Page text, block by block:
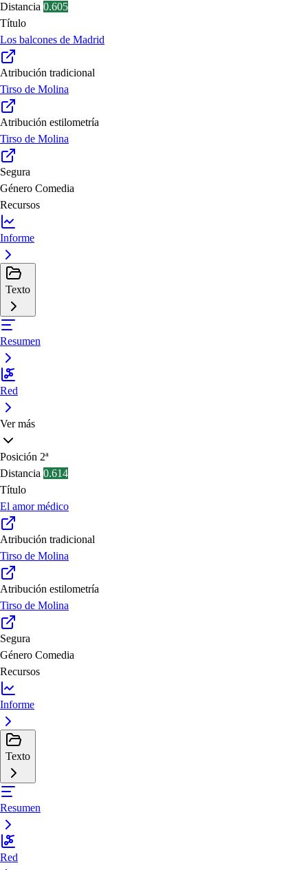
Distancia 0.605
Título
Los balcones de Madrid
Atribución tradicional
Tirso de Molina
Atribución estilometría
Tirso de Molina
Segura
Género Comedia
Recursos
Informe
Texto
Resumen
Red
Ver más
Posición 2ª
Distancia 0.614
Título
El amor médico
Atribución tradicional
Tirso de Molina
Atribución estilometría
Tirso de Molina
Segura
Género Comedia
Recursos
Informe
Texto
Resumen
Red